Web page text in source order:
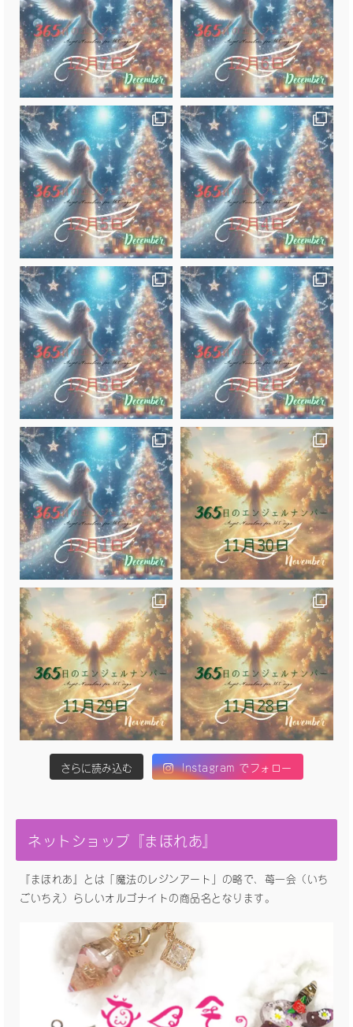
さらに読み込む Instagram でフォロー
ネットショップ『まほれあ』
『まほれあ』とは「魔法のレジンアート」の略で、苺一会（いち
ごいちえ）らしいオルゴナイトの商品名となります。